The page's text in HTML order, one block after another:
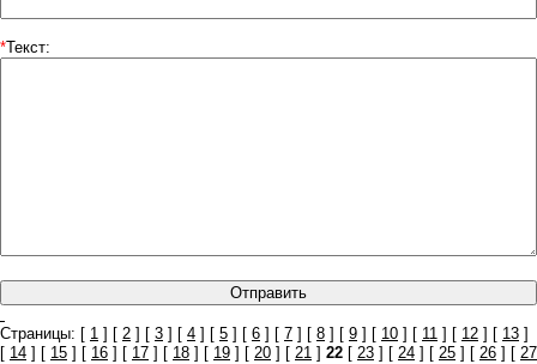
*Текст:
Страницы: [ 1 ] [ 2 ] [ 3 ] [ 4 ] [ 5 ] [ 6 ] [ 7 ] [ 8 ] [ 9 ] [ 10 ] [ 11 ] [ 12 ] [ 13 ]
[ 14 ] [ 15 ] [ 16 ] [ 17 ] [ 18 ] [ 19 ] [ 20 ] [ 21 ] 22 [ 23 ] [ 24 ] [ 25 ] [ 26 ] [ 27